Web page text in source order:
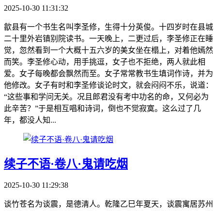
2025-10-30 11:31:32
歙县有一个书生名叫李圣修，生得十分英俊。十四岁时在县城
二十里外岩镇别院读书。一天晚上，二更过后，李圣修正在睡
觉，忽然看到一个大概十五六岁的美女坐在榻上，对着他嫣然
而笑。李圣修心动，用手挑逗，女子也不拒绝，两人就此相
爱。女子每晚都会飘然而至。女子常常教书生填词作诗，并为
他修改。女子有时和李圣修谈论时文，就会闷闷不乐，说道：
“这些事和学问无关。况且郎君没有考中功名的命，又何必为
此辛苦？”于是相互唱和诗词，倒也不觉寂寞。这么过了几
年，都没人知...
续子不语·卷八·鬼请吃烟
2025-10-30 11:29:38
谈竹苍名为谈震，是德清人。乾隆乙巳年夏天，谈震寓居苏州